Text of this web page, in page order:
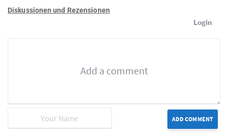
Diskussionen und Rezensionen
Login
ADD COMMENT